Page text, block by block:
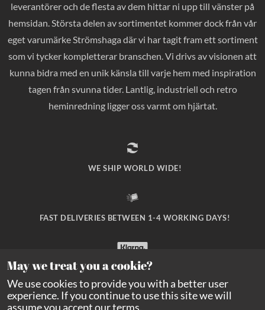
leverantörer och de flesta av dem hittar ni upp till vänster på
hemsidan. Största delen av sortimentet kommer dock från vår
eget varumärke Strömshaga där vi har tagit fram ett sortiment
som vi tycker kompletterar branschen. Vi drivs av visionen att
kunna bidra med en unik känsla till varje hem med inspiration
tagen från svunna tider. Lantlig, industriell och retro
heminredning ligger oss varmt om hjärtat.
WE SHIP WORLD WIDE!
FAST DELIVERIES BETWEEN 1-4 WORKING DAYS!
SAFE PAYMENT WITH KLARNA CHECKOUT!
May we treat you a cookie?
We use cookies to provide you with a better user
experience. If you continue to use this site we will
assume you accept ourterms